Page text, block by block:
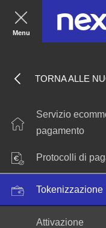
Menu
TORNA ALLE
Servizio
pagamento
Protocolli di
Tokenizzazione
Attivazione